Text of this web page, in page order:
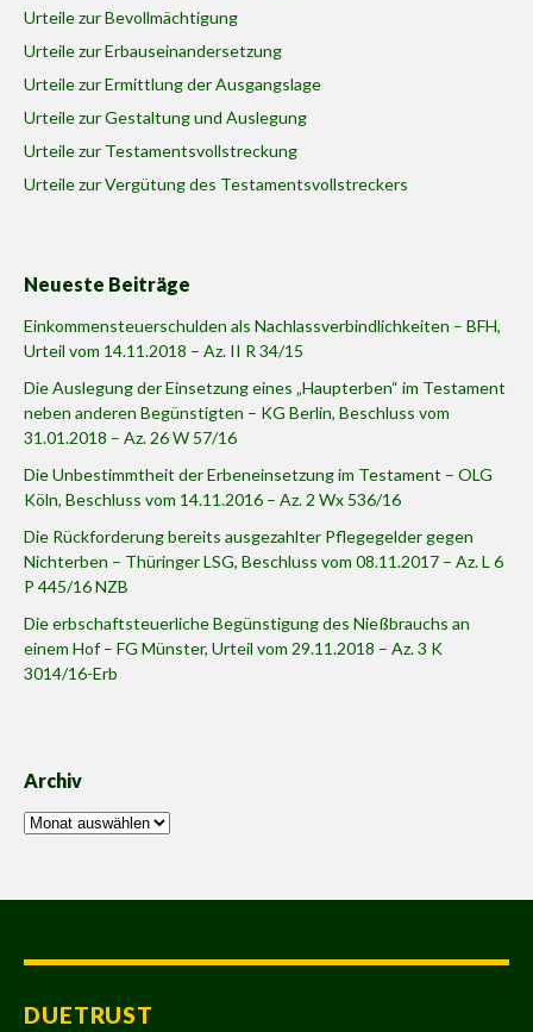
Urteile zur Bevollmächtigung
Urteile zur Erbauseinandersetzung
Urteile zur Ermittlung der Ausgangslage
Urteile zur Gestaltung und Auslegung
Urteile zur Testamentsvollstreckung
Urteile zur Vergütung des Testamentsvollstreckers
Neueste Beiträge
Einkommensteuerschulden als Nachlassverbindlichkeiten – BFH,
Urteil vom 14.11.2018 – Az. II R 34/15
Die Auslegung der Einsetzung eines „Haupterben“ im Testament
neben anderen Begünstigten – KG Berlin, Beschluss vom
31.01.2018 – Az. 26 W 57/16
Die Unbestimmtheit der Erbeneinsetzung im Testament – OLG
Köln, Beschluss vom 14.11.2016 – Az. 2 Wx 536/16
Die Rückforderung bereits ausgezahlter Pflegegelder gegen
Nichterben – Thüringer LSG, Beschluss vom 08.11.2017 – Az. L 6
P 445/16 NZB
Die erbschaftsteuerliche Begünstigung des Nießbrauchs an
einem Hof – FG Münster, Urteil vom 29.11.2018 – Az. 3 K
3014/16-Erb
Archiv
Archiv
DUETRUST